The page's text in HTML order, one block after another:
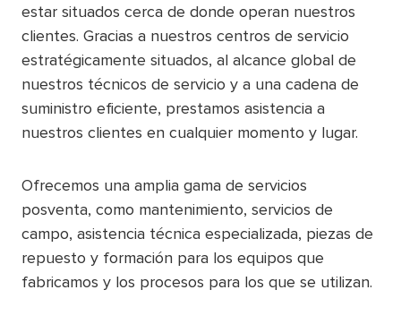
estar situados cerca de donde operan nuestros
clientes. Gracias a nuestros centros de servicio
estratégicamente situados, al alcance global de
nuestros técnicos de servicio y a una cadena de
suministro eficiente, prestamos asistencia a
nuestros clientes en cualquier momento y lugar.
Ofrecemos una amplia gama de servicios
posventa, como mantenimiento, servicios de
campo, asistencia técnica especializada, piezas de
repuesto y formación para los equipos que
fabricamos y los procesos para los que se utilizan.